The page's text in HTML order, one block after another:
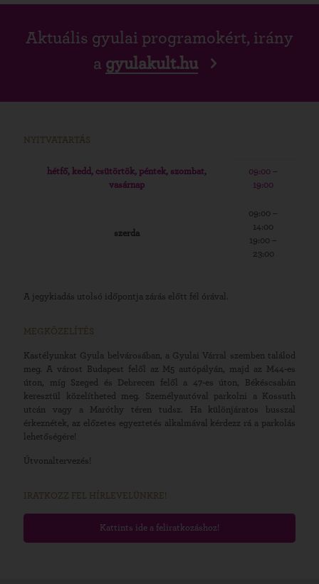
Aktuális gyulai programokért, irány
a gyulakult.hu
NYITVATARTÁS
hétfő, kedd, csütörtök, péntek, szombat,
vasárnap
09:00 –
19:00
szerda
09:00 –
14:00
19:00 –
23:00
A jegykiadás utolsó időpontja zárás előtt fél órával.
MEGKÖZELÍTÉS
Kastélyunkat Gyula belvárosában, a Gyulai Várral szemben találod
meg. A várost Budapest felől az M5 autópályán, majd az M44-es
úton, míg Szeged és Debrecen felől a 47-es úton, Békéscsabán
keresztül közelítheted meg. Személyautóval parkolni a Kossuth
utcán vagy a Maróthy téren tudsz. Ha különjáratos busszal
érkeznétek, az előzetes egyeztetés alkalmával kérdezz rá a parkolás
lehetőségére!
Útvonaltervezés!
IRATKOZZ FEL HÍRLEVELÜNKRE!
Kattints ide a feliratkozáshoz!